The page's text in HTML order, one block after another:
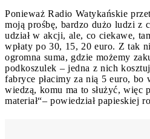
Ponieważ Radio Watykańskie
moją prośbę, bardzo dużo ludzi z
udział w akcji, ale, co ciekawe,
wpłaty po 30, 15, 20 euro. Z tak
ogromna suma, gdzie możemy
podkoszulek – jedna z nich
fabryce płacimy za nią 5 euro, bo
wiedzą, komu ma to służyć, więc
materiał“– powiedział papieskiej